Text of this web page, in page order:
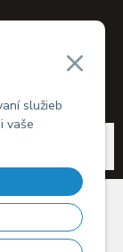
služieb
vaše